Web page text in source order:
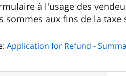
à l'usage des
sommes aux fins de la
Application for Refund -